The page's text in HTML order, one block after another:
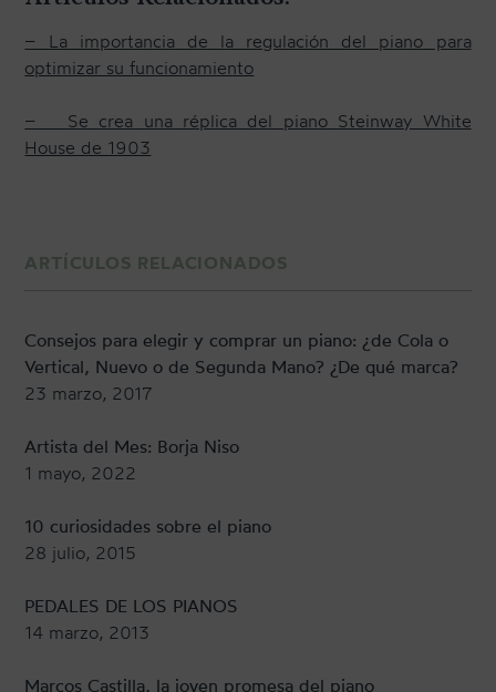
– La importancia de la regulación del piano para
optimizar su funcionamiento
– Se crea una réplica del piano Steinway White
House de 1903
ARTÍCULOS RELACIONADOS
Consejos para elegir y comprar un piano: ¿de Cola o
Vertical, Nuevo o de Segunda Mano? ¿De qué marca?
23 marzo, 2017
Artista del Mes: Borja Niso
1 mayo, 2022
10 curiosidades sobre el piano
28 julio, 2015
PEDALES DE LOS PIANOS
14 marzo, 2013
Marcos Castilla, la joven promesa del piano